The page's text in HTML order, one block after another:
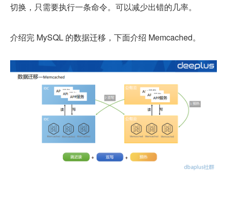
切换，只需要执行一条命令。可以减少出错的几率。
介绍完 MySQL 的数据迁移，下面介绍 Memcached。